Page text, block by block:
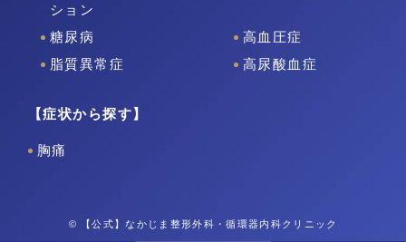
ション
糖尿病
高血圧症
脂質異常症
高尿酸血症
【症状から探す】
胸痛
© 【公式】なかじま整形外科・循環器内科クリニック